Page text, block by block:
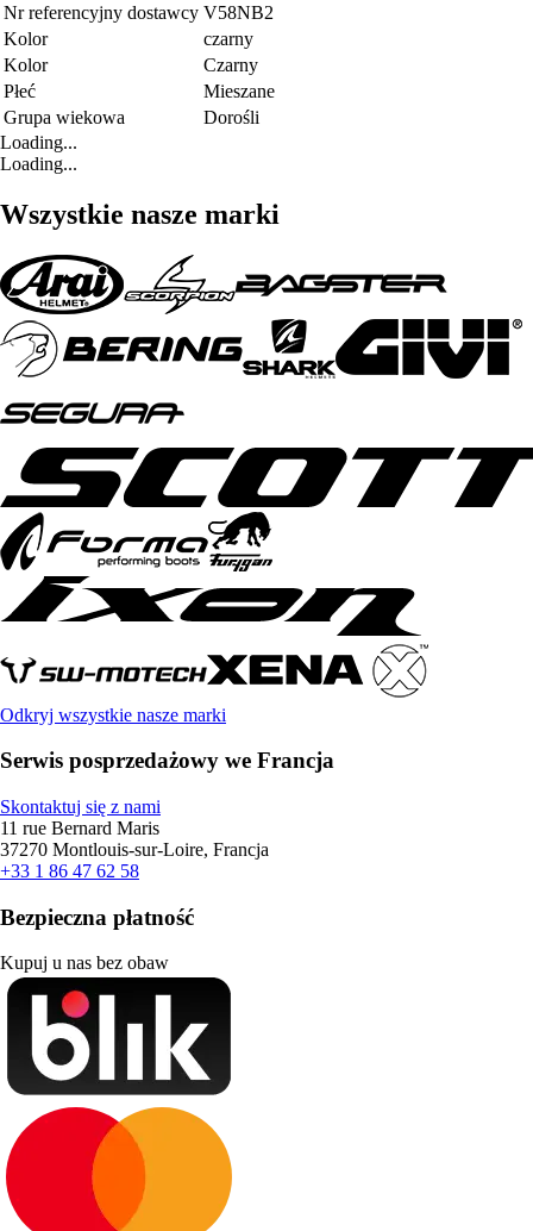
Nr referencyjny dostawcy V58NB2
Kolor
czarny
Kolor
Czarny
Płeć
Mieszane
Grupa wiekowa
Dorośli
Loading...
Loading...
Wszystkie nasze marki
Odkryj wszystkie nasze marki
Serwis posprzedażowy we Francja
Skontaktuj się z nami
11 rue Bernard Maris
37270 Montlouis-sur-Loire, Francja
+33 1 86 47 62 58
Bezpieczna płatność
Kupuj u nas bez obaw